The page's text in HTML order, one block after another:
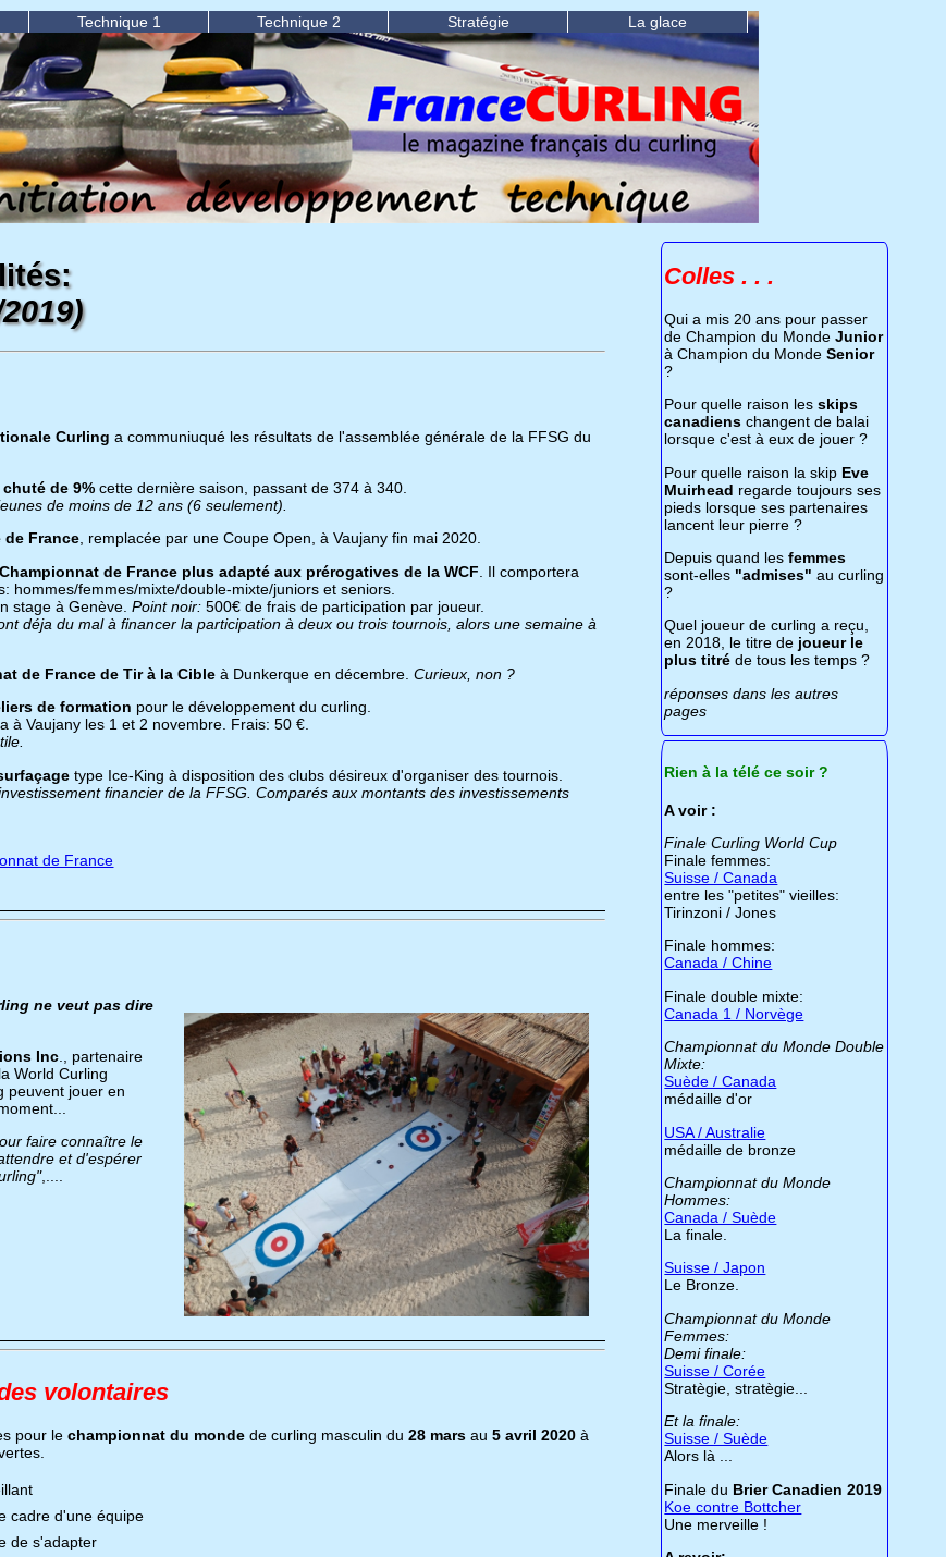
Technique 1 Technique 2 Stratégie La glace
Curling a communiuqué les résultats de l'assemblée générale de la FFSG du
de 9% cette dernière saison, passant de 374 à 340.
de moins de 12 ans (6 seulement).
de France, remplacée par une Coupe Open, à Vaujany fin mai 2020.
de France plus adapté aux prérogatives de la WCF . Il comportera
hommes/femmes/mixte/double-mixte/juniors et seniors.
stage à Genève. Point noir: 500€ de frais de participation par joueur.
déja du mal à financer la participation à deux ou trois tournois, alors une semaine à
de France de Tir à la Cible à Dunkerque en décembre.Curieux, non ?
de formation pour le développement du curling.
à Vaujany les 1 et 2 novembre. Frais: 50 €.
type Ice-King à disposition des clubs désireux d'organiser des tournois.
financier de la FFSG. Comparés aux montants des investissements
de France
ne veut pas dire
Inc ., partenaire
World Curling
peuvent jouer en
faire connaître le
et d'espérer
,....
volontaires
pour lechampionnat du monde de curling masculin du28 mars au5 avril 2020 à
cadre d'une équipe
de s'adapter
Colles . . .
Qui a mis 20 ans pour passer
de Champion du MondeJunior
à Champion du MondeSenior
?
Pour quelle raison lesskips
canadiens changent de balai
lorsque c'est à eux de jouer ?
Pour quelle raison la skip Eve
Muirhead regarde toujours ses
pieds lorsque ses partenaires
lancent leur pierre ?
Depuis quand lesfemmes
sont-elles "admises" au curling
?
Quel joueur de curling a reçu,
en 2018, le titre de joueur le
plus titré de tous les temps ?
réponses dans les autres
pages
Rien à la télé ce soir ?
A voir :
Finale Curling World Cup
Finale femmes:
Suisse / Canada
entre les "petites" vieilles:
Tirinzoni / Jones
Finale hommes:
Canada / Chine
Finale double mixte:
Canada 1 / Norvège
Championnat du Monde Double
Mixte:
Suède / Canada
médaille d'or
USA / Australie
médaille de bronze
Championnat du Monde
Hommes:
Canada / Suède
La finale.
Suisse / Japon
Le Bronze.
Championnat du Monde
Femmes:
Demi finale:
Suisse / Corée
Stratègie, stratègie...
Et la finale:
Suisse / Suède
Alors là ...
Finale du Brier Canadien 2019
Koe contre Bottcher
Une merveille !